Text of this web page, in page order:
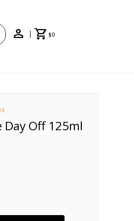
$0
Off 125ml